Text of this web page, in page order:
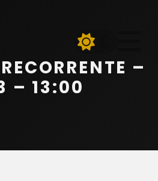
–
– 13:00